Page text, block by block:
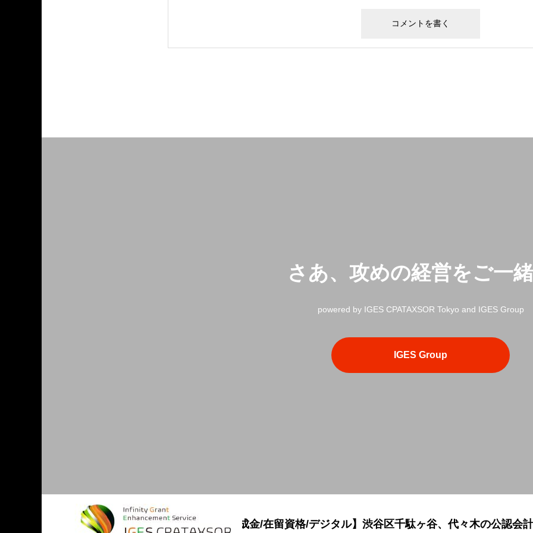
さあ、攻めの経営をご一
powered by IGES CPATAXSOR Tokyo and IGES Group
IGES Group
【補助金･助成金/在留資格/デジタル】渋谷区千駄ヶ谷、代々木の公認会